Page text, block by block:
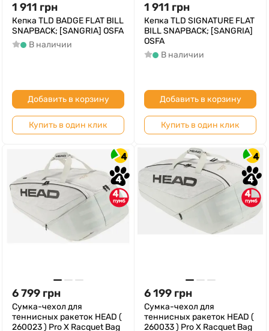
1 911 грн
Кепка TLD BADGE FLAT BILL
SNAPBACK; [SANGRIA] OSFA
В наличии
Добавить в корзину
Купить в один клик
1 911 грн
Кепка TLD SIGNATURE FLAT
BILL SNAPBACK; [SANGRIA]
OSFA
В наличии
Добавить в корзину
Купить в один клик
4
4
4
6 799 грн
Сумка-чехол для
теннисных ракеток HEAD (
260023 ) Pro X Racquet Bag
4
4
4
6 199 грн
Сумка-чехол для
теннисных ракеток HEAD (
260033 ) Pro X Racquet Bag